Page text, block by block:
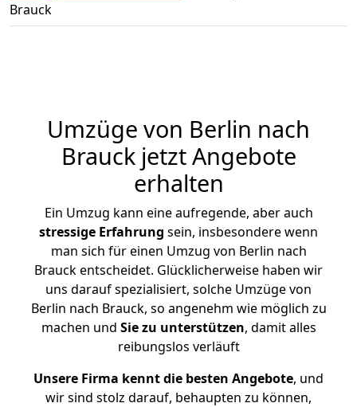
Brauck
Umzüge von Berlin nach
Brauck jetzt Angebote
erhalten
Ein Umzug kann eine aufregende, aber auch
stressige Erfahrung sein, insbesondere wenn
man sich für einen Umzug von Berlin nach
Brauck entscheidet. Glücklicherweise haben wir
uns darauf spezialisiert, solche Umzüge von
Berlin nach Brauck, so angenehm wie möglich zu
machen und Sie zu unterstützen, damit alles
reibungslos verläuft
Unsere Firma kennt die besten Angebote, und
wir sind stolz darauf, behaupten zu können,